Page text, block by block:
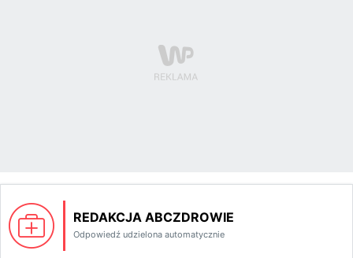
REDAKCJA ABCZDROWIE
Odpowiedź udzielona automatycznie